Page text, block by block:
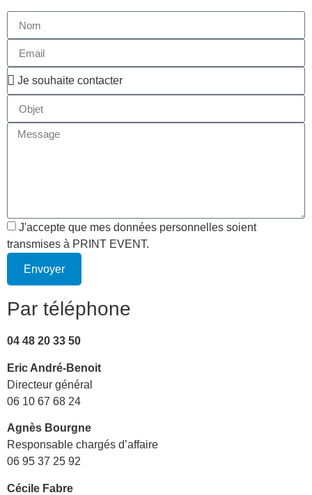
J'accepte que mes données personnelles soient
transmises à PRINT EVENT.
Envoyer
Par téléphone
04 48 20 33 50
Eric André-Benoit
Directeur général
06 10 67 68 24
Agnès Bourgne
Responsable chargés d’affaire
06 95 37 25 92
Cécile Fabre